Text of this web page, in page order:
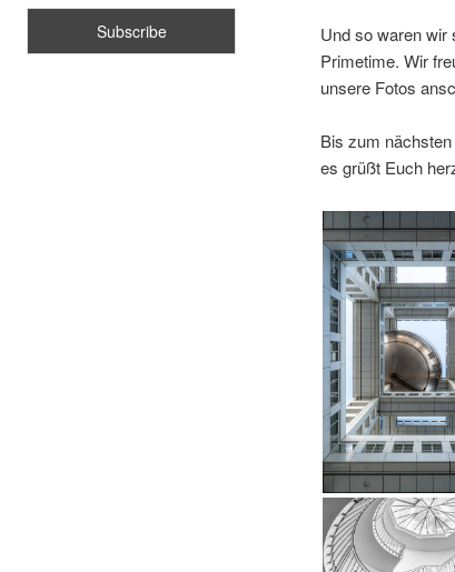
Und so waren wir
Primetime. Wir
unsere Fotos
Bis zum
es grüßt Euch